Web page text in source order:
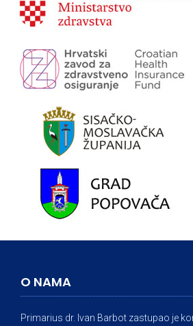
O NAMA
Primarius dr. Ivan Barbot zastupao je